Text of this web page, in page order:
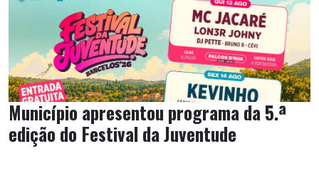
Município apresentou programa da 5.ª
edição do Festival da Juventude